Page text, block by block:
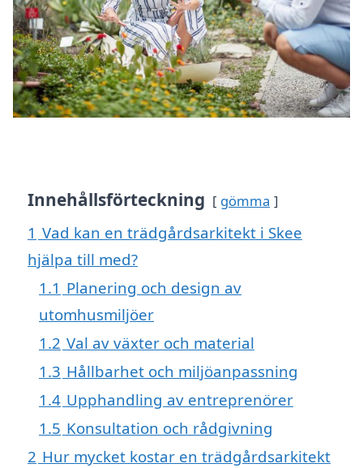
Innehållsförteckning gömma
1 Vad kan en trädgårdsarkitekt i Skee
hjälpa till med?
1.1 Planering och design av
utomhusmiljöer
1.2 Val av växter och material
1.3 Hållbarhet och miljöanpassning
1.4 Upphandling av entreprenörer
1.5 Konsultation och rådgivning
2 Hur mycket kostar en trädgårdsarkitekt